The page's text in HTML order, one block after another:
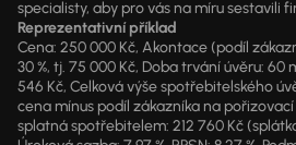
specialisty, aby pro vás na míru sestavili
Reprezentativní příklad
Cena: 250 000 Kč, Akontace (podíl
30 %, tj. 75 000 Kč, Doba trvání úvěru: 60
546 Kč, Celková výše spotřebitelského
cena mínus podíl zákazníka na
splatná spotřebitelem: 212 760 Kč